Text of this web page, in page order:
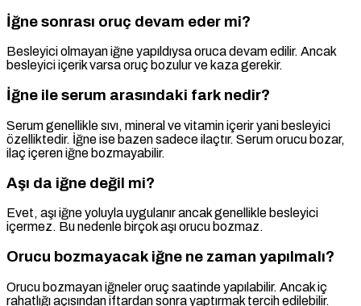
İğne sonrası oruç devam eder mi?
Besleyici olmayan iğne yapıldıysa oruca devam edilir. Ancak
besleyici içerik varsa oruç bozulur ve kaza gerekir.
İğne ile serum arasındaki fark nedir?
Serum genellikle sıvı, mineral ve vitamin içerir yani besleyici
özelliktedir. İğne ise bazen sadece ilaçtır. Serum orucu bozar,
ilaç içeren iğne bozmayabilir.
Aşı da iğne değil mi?
Evet, aşı iğne yoluyla uygulanır ancak genellikle besleyici
içermez. Bu nedenle birçok aşı orucu bozmaz.
Orucu bozmayacak iğne ne zaman yapılmalı?
Orucu bozmayan iğneler oruç saatinde yapılabilir. Ancak iç
rahatlığı açısından iftardan sonra yaptırmak tercih edilebilir.